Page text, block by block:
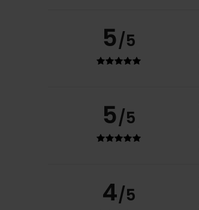
5/5
5/5
4/5